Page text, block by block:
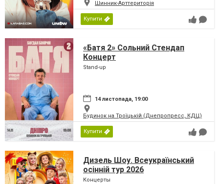
Шинник-Арттериторія
Купити
«Батя 2» Сольний Стендап
Концерт
Stand-up
14 листопада, 19:00
Будинок на Троїцькій (Днепропресс, КДЦ)
Купити
Дизель Шоу. Всеукраїнський
осінній тур 2026
Концерты